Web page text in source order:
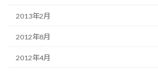
2013年2月
2012年8月
2012年4月